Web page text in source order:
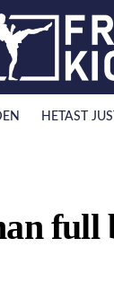
HETAST
full